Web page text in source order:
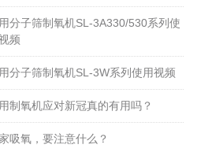
分子筛制氧机SL-3A330/530系列使
频
分子筛制氧机SL-3W系列使用视频
制氧机应对新冠真的有用吗？
吸氧，要注意什么？